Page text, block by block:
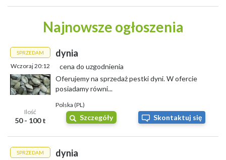
Najnowsze ogłoszenia
SPRZEDAM
Wczoraj 20:12
Ilość
50 - 100 t
dynia
cena do uzgodnienia
Oferujemy na sprzedaż pestki dyni. W ofercie
posiadamy równi...
Polska (PL)
Szczegóły Skontaktuj się
SPRZEDAM dynia